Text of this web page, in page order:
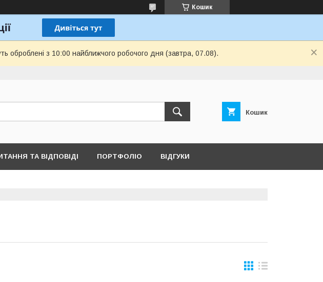
Кошик
оброблені з 10:00 найближчого робочого дня (завтра, 07.08).
Кошик
ТА ВІДПОВІДІ ПОРТФОЛІО ВІДГУКИ